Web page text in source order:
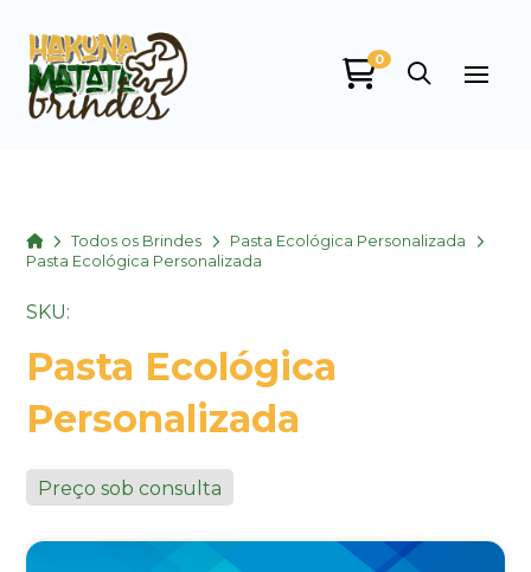
0
HomeTodos os Brindes
Pasta Ecológica Personalizada
Pasta Ecológica Personalizada
SKU:
Pasta Ecológica
Personalizada
Preço sob consulta